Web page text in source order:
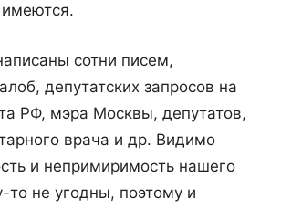
имеются.
сотни писем,
депутатских запросов на
РФ, мэра Москвы, депутатов,
врача и др. Видимо
и непримиримость нашего
то не угодны, поэтому и